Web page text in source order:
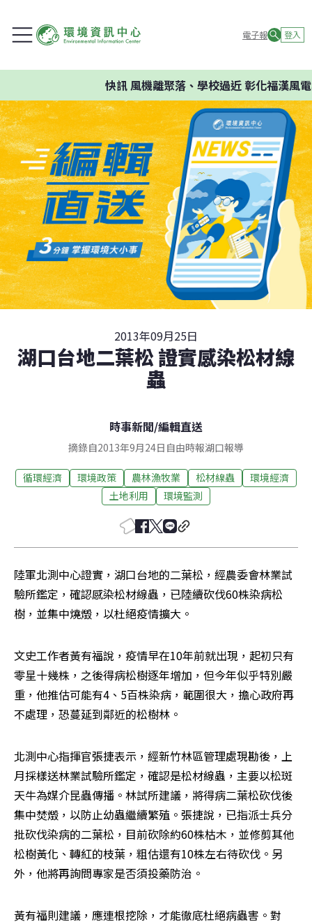
電子報 登入
快訊風機離聚落、學校過近 彰化福漢風電
2013年09月25日
湖口台地二葉松 證實感染松材線
蟲
時事新聞/編輯直送
摘錄自2013年9月24日自由時報湖口報導
循環經濟 環境政策 農林漁牧業 松材線蟲
環境經濟
土地利用
環境監測
陸軍北測中心證實，湖口台地的二葉松，經農委會林業試
驗所鑑定，確認感染松材線蟲，已陸續砍伐60株染病松
樹，並集中燒燬，以杜絕疫情擴大。
文史工作者黃有福說，疫情早在10年前就出現，起初只有
零星十幾株，之後得病松樹逐年增加，但今年似乎特別嚴
重，他推估可能有4、5百株染病，範圍很大，擔心政府再
不處理，恐蔓延到鄰近的松樹林。
北測中心指揮官張捷表示，經新竹林區管理處現勘後，上
月採樣送林業試驗所鑑定，確認是松材線蟲，主要以松斑
天牛為媒介昆蟲傳播。林試所建議，將得病二葉松砍伐後
集中焚燬，以防止幼蟲繼續繁殖。張捷說，已指派士兵分
批砍伐染病的二葉松，目前砍除約60株枯木，並修剪其他
松樹黃化、轉紅的枝葉，粗估還有10株左右待砍伐。另
外，他將再詢問專家是否須投藥防治。
黃有福則建議，應連根挖除，才能徹底杜絕病蟲害。對